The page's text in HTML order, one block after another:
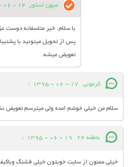
میهن استور 14 - 06 - 1395
با سلام. خیر متاسفانه دوست
پس از تحویل میتونید با
تعویض میشه.
کرمونی 17 - 06 - 1395
:
سلام من خیلی خوشم امده ولی میترسم تعویض
عاطفه 24 19 - 06 - 1395
:
خیلی ممنون از سایت خوبتون خیلی قشنگ